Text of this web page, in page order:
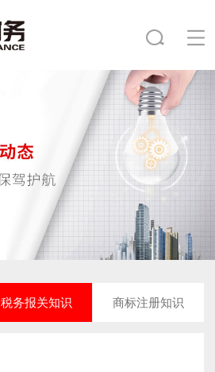
税务报关知识 商标注册知识